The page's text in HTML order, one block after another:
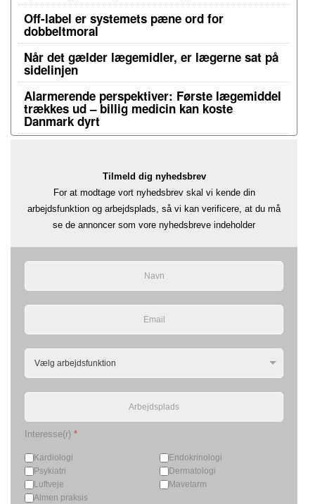
Off-label er systemets pæne ord for
dobbeltmoral
Når det gælder lægemidler, er lægerne sat på
sidelinjen
Alarmerende perspektiver: Første lægemiddel
trækkes ud – billig medicin kan koste
Danmark dyrt
Tilmeld dig nyhedsbrev
For at modtage vort nyhedsbrev skal vi kende din
arbejdsfunktion og arbejdsplads, så vi kan verificere, at du må
se de annoncer som vore nyhedsbreve indeholder
Interesse(r) *
Kardiologi
Endokrinologi
Psykiatri
Dermatologi
Luftveje
Mavetarm
Almen praksis